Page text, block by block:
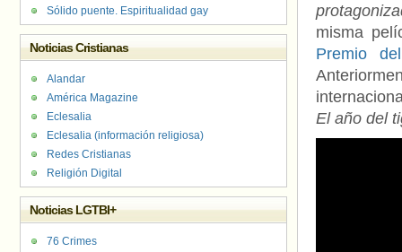
misma
Premio
El año del
Sólido puente. Espiritualidad gay
Noticias Cristianas
Alandar
América Magazine
Eclesalia
Eclesalia (información religiosa)
Redes Cristianas
Religión Digital
Noticias LGTBI+
76 Crimes